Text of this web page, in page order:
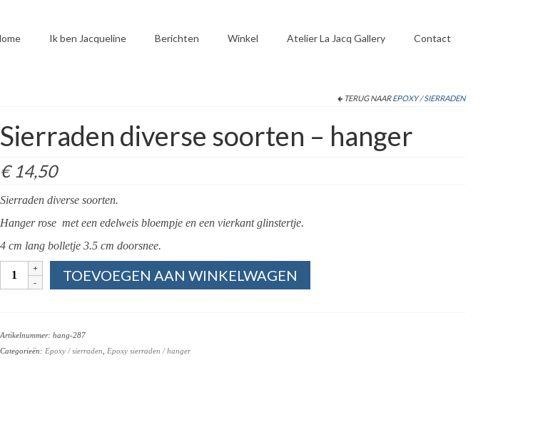
Ik ben Jacqueline Berichten Winkel Atelier La Jacq Gallery Contact
TERUG NAAREPOXY / SIERRADEN
Sierraden diverse soorten – hanger
€14,50
Sierraden diverse soorten.
Hanger rose met een edelweis bloempje en een vierkant glinstertje.
4 cm lang bolletje 3.5 cm doorsnee.
Sierraden
hanger
aantal
TOEVOEGEN AAN WINKELWAGEN
Artikelnummer: hang-287
Categorieën: Epoxy / sierraden Epoxy sierraden / hanger